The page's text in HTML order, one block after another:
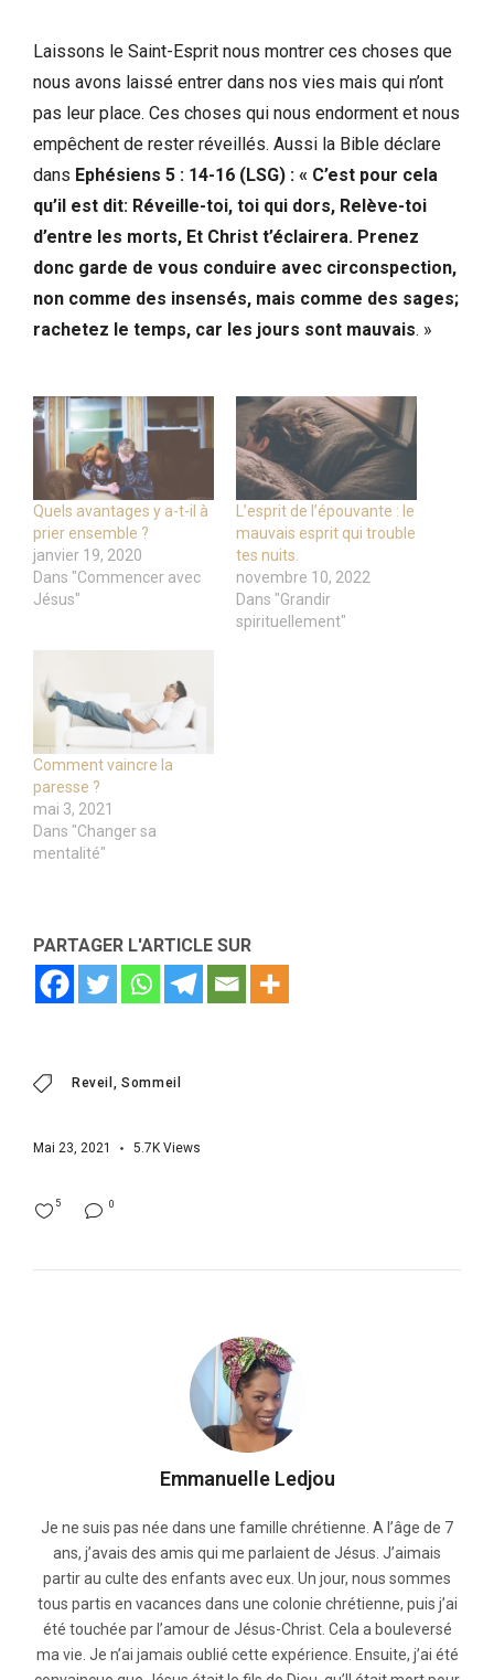
Laissons le Saint-Esprit nous montrer ces choses que
nous avons laissé entrer dans nos vies mais qui n’ont
pas leur place. Ces choses qui nous endorment et nous
empêchent de rester réveillés. Aussi la Bible déclare
dans Ephésiens 5 : 14-16 (LSG) : « C’est pour cela
qu’il est dit: Réveille-toi, toi qui dors, Relève-toi
d’entre les morts, Et Christ t’éclairera. Prenez
donc garde de vous conduire avec circonspection,
non comme des insensés, mais comme des sages;
rachetez le temps, car les jours sont mauvais. »
Quels avantages y a-t-il à
prier ensemble ?
janvier 19, 2020
Dans "Commencer avec
Jésus"
L’esprit de l’épouvante : le
mauvais esprit qui trouble
tes nuits.
novembre 10, 2022
Dans "Grandir
spirituellement"
Comment vaincre la
paresse ?
mai 3, 2021
Dans "Changer sa
mentalité"
PARTAGER L'ARTICLE SUR
Reveil Sommeil
Mai 23, 2021 5.7K Views
0
5
Emmanuelle Ledjou
Je ne suis pas née dans une famille chrétienne. A l’âge de 7
ans, j’avais des amis qui me parlaient de Jésus. J’aimais
partir au culte des enfants avec eux. Un jour, nous sommes
tous partis en vacances dans une colonie chrétienne, puis j’ai
été touchée par l’amour de Jésus-Christ. Cela a bouleversé
ma vie. Je n’ai jamais oublié cette expérience. Ensuite, j’ai été